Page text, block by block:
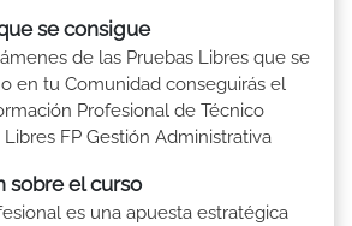
se consigue
de las Pruebas Libres que se
en tu Comunidad conseguirás el
Profesional de Técnico
FP Gestión Administrativa
sobre el curso
es una apuesta estratégica